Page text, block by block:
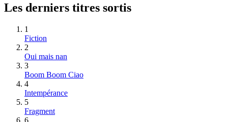
Les derniers titres sortis
1
Fiction
2
Oui mais nan
3
Boom Boom Ciao
4
Intempérance
5
Fragment
6